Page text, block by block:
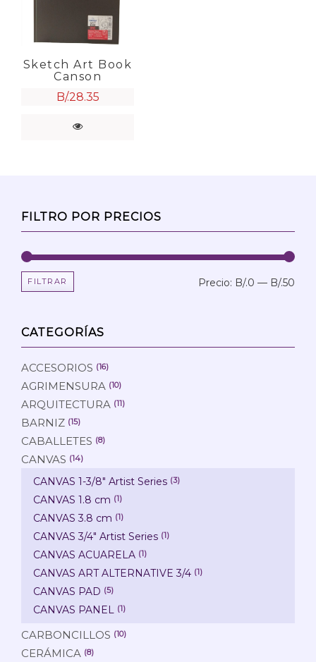
Sketch Art Book
Canson
B/.28.35
FILTRO POR PRECIOS
FILTRAR Precio: B/.0 — B/.50
CATEGORÍAS
ACCESORIOS (16)
AGRIMENSURA (10)
ARQUITECTURA (11)
BARNIZ (15)
CABALLETES (8)
CANVAS (14)
CANVAS 1-3/8" Artist Series (3)
CANVAS 1.8 cm (1)
CANVAS 3.8 cm (1)
CANVAS 3/4" Artist Series (1)
CANVAS ACUARELA (1)
CANVAS ART ALTERNATIVE 3/4 (1)
CANVAS PAD (5)
CANVAS PANEL (1)
CARBONCILLOS (10)
CERÁMICA (8)